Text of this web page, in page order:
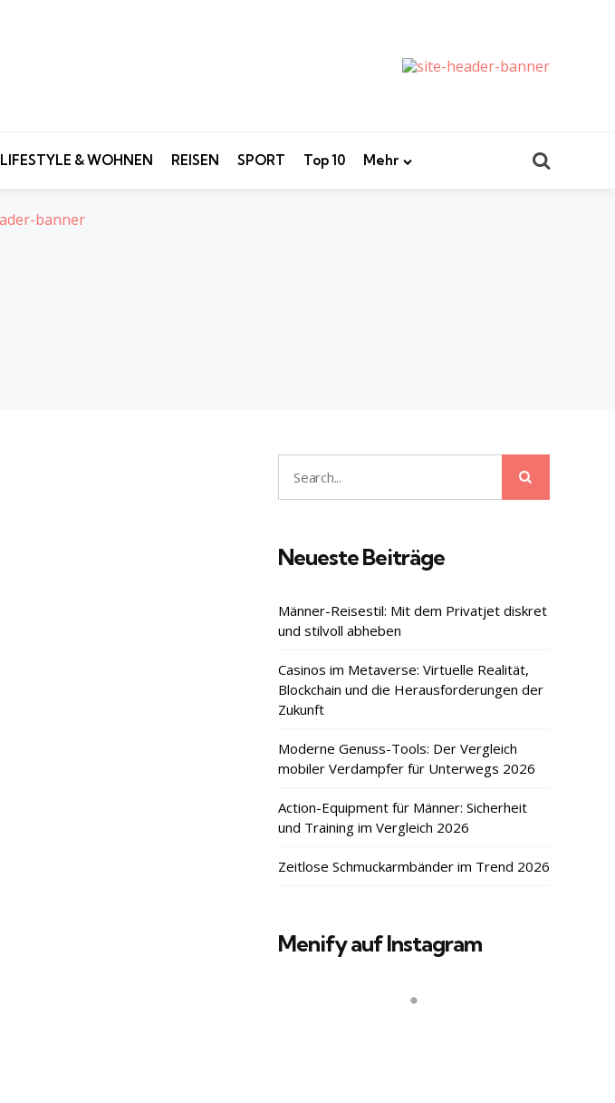
LIFESTYLE & WOHNEN REISEN SPORT Top 10 Mehr
Search
for:
Neueste Beiträge
Männer-Reisestil: Mit dem Privatjet diskret
und stilvoll abheben
Casinos im Metaverse: Virtuelle Realität,
Blockchain und die Herausforderungen der
Zukunft
Moderne Genuss-Tools: Der Vergleich
mobiler Verdampfer für Unterwegs 2026
Action-Equipment für Männer: Sicherheit
und Training im Vergleich 2026
Zeitlose Schmuckarmbänder im Trend 2026
Menify auf Instagram